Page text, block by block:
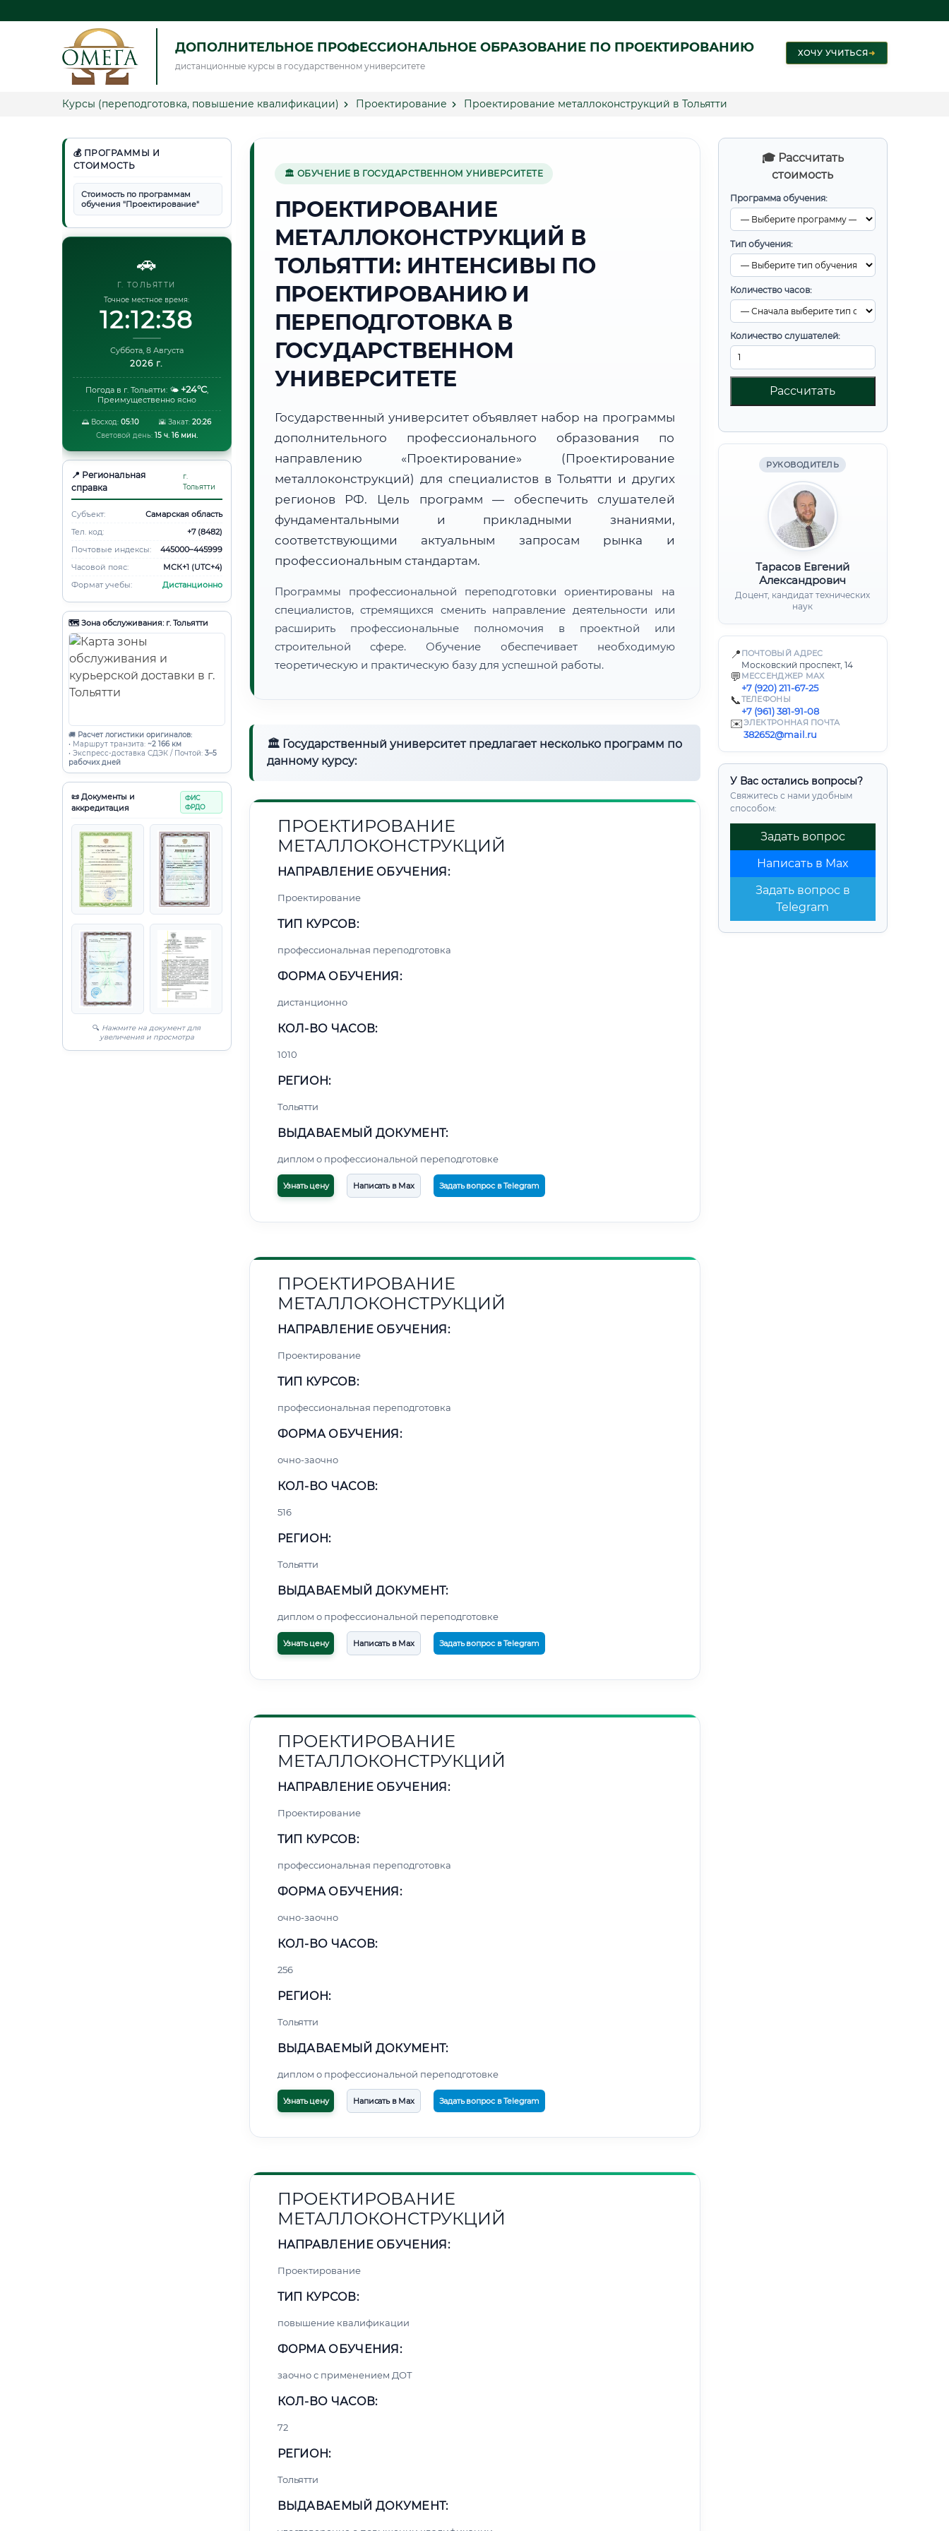
ДОПОЛНИТЕЛЬНОЕ ПРОФЕССИОНАЛЬНОЕ ОБРАЗОВАНИЕ ПО ПРОЕКТИРОВАНИЮ
дистанционные курсы в государственном университете
ХОЧУ УЧИТЬСЯ➜
Курсы (переподготовка, повышение квалификации) Проектирование Проектирование металлоконструкций в Тольятти
💰 ПРОГРАММЫ И
СТОИМОСТЬ
Стоимость по программам
обучения "Проектирование"
🚗
Г. ТОЛЬЯТТИ
Точное местное время:
12:12:39
Суббота, 8 Августа
2026 г.
Погода в г. Тольятти: 🌤️ +24°C,
Преимущественно ясно
🌅 Восход:05:10 🌇 Закат: 20:26
Световой день: 15 ч. 16 мин.
📍 Региональная
справка
г.
Тольятти
Субъект:
Самарская область
Тел. код:
+7 (8482)
Почтовые индексы:
445000–445999
Часовой пояс:
МСК+1 (UTC+4)
Формат учебы:
Дистанционно
🗺️ Зона обслуживания: г. Тольятти
🚚 Расчет логистики оригиналов:
• Маршрут транзита: ~2 166 км
• Экспресс-доставка СДЭК / Почтой: 3–5
рабочих дней
📜 Документы и
аккредитация
ФИС
ФРДО
🔍 Нажмите на документ для
увеличения и просмотра
🎓 Рассчитать
стоимость
Программа обучения:
Тип обучения:
Количество часов:
Количество слушателей:
Рассчитать
РУКОВОДИТЕЛЬ
Тарасов Евгений
Александрович
Доцент, кандидат технических
наук
📍 ПОЧТОВЫЙ АДРЕС
Московский проспект, 14
💬 МЕССЕНДЖЕР MAX
+7 (920) 211-67-25
📞ТЕЛЕФОНЫ
+7 (961) 381-91-08
✉️ЭЛЕКТРОННАЯ ПОЧТА
382652@mail.ru
У Вас остались вопросы?
Свяжитесь с нами удобным
способом:
Задать вопрос
Написать в Max
Задать вопрос в
Telegram
🏛 ОБУЧЕНИЕ В ГОСУДАРСТВЕННОМ УНИВЕРСИТЕТЕ
ПРОЕКТИРОВАНИЕ
МЕТАЛЛОКОНСТРУКЦИЙ В
ТОЛЬЯТТИ: ИНТЕНСИВЫ ПО
ПРОЕКТИРОВАНИЮ И
ПЕРЕПОДГОТОВКА В
ГОСУДАРСТВЕННОМ
УНИВЕРСИТЕТЕ
Государственный университет объявляет набор на программы
дополнительного профессионального образования по
направлению «Проектирование» (Проектирование
металлоконструкций) для специалистов в Тольятти и других
регионов РФ. Цель программ — обеспечить слушателей
фундаментальными и прикладными знаниями,
соответствующими актуальным запросам рынка и
профессиональным стандартам.
Программы профессиональной переподготовки ориентированы на
специалистов, стремящихся сменить направление деятельности или
расширить профессиональные полномочия в проектной или
строительной сфере. Обучение обеспечивает необходимую
теоретическую и практическую базу для успешной работы.
🏛 Государственный университет предлагает несколько программ по
данному курсу:
ПРОЕКТИРОВАНИЕ
МЕТАЛЛОКОНСТРУКЦИЙ
НАПРАВЛЕНИЕ ОБУЧЕНИЯ:
Проектирование
ТИП КУРСОВ:
профессиональная переподготовка
ФОРМА ОБУЧЕНИЯ:
дистанционно
КОЛ-ВО ЧАСОВ:
1010
РЕГИОН:
Тольятти
ВЫДАВАЕМЫЙ ДОКУМЕНТ:
диплом о профессиональной переподготовке
Узнать цену Написать в Max Задать вопрос в Telegram
ПРОЕКТИРОВАНИЕ
МЕТАЛЛОКОНСТРУКЦИЙ
НАПРАВЛЕНИЕ ОБУЧЕНИЯ:
Проектирование
ТИП КУРСОВ:
профессиональная переподготовка
ФОРМА ОБУЧЕНИЯ:
очно-заочно
КОЛ-ВО ЧАСОВ:
516
РЕГИОН:
Тольятти
ВЫДАВАЕМЫЙ ДОКУМЕНТ:
диплом о профессиональной переподготовке
Узнать цену Написать в Max Задать вопрос в Telegram
ПРОЕКТИРОВАНИЕ
МЕТАЛЛОКОНСТРУКЦИЙ
НАПРАВЛЕНИЕ ОБУЧЕНИЯ:
Проектирование
ТИП КУРСОВ:
профессиональная переподготовка
ФОРМА ОБУЧЕНИЯ:
очно-заочно
КОЛ-ВО ЧАСОВ:
256
РЕГИОН:
Тольятти
ВЫДАВАЕМЫЙ ДОКУМЕНТ:
диплом о профессиональной переподготовке
Узнать цену Написать в Max Задать вопрос в Telegram
ПРОЕКТИРОВАНИЕ
МЕТАЛЛОКОНСТРУКЦИЙ
НАПРАВЛЕНИЕ ОБУЧЕНИЯ:
Проектирование
ТИП КУРСОВ:
повышение квалификации
ФОРМА ОБУЧЕНИЯ:
заочно с применением ДОТ
КОЛ-ВО ЧАСОВ:
72
РЕГИОН:
Тольятти
ВЫДАВАЕМЫЙ ДОКУМЕНТ: